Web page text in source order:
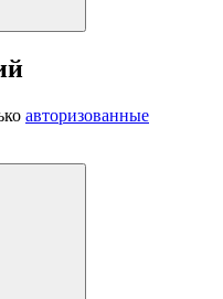
авторизованные